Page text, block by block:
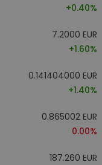
+0.40%
7.2000 EUR
+1.60%
0.141404000 EUR
+1.40%
0.865002 EUR
0.00%
187.260 EUR